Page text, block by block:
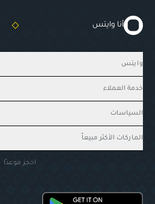
أنا وايتس
وايتس
خدمة العملاء
السياسات
الماركات الأكثر مبيعاً
احجز موعدًا